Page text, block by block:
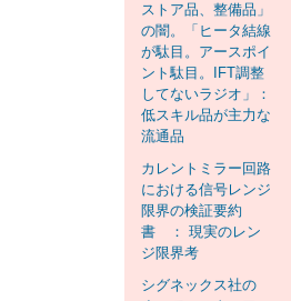
ストア品、整備品」
の闇。「ヒータ結線
が駄目。アースポイ
ント駄目。IFT調整
してないラジオ」：
低スキル品が主力な
流通品
カレントミラー回路
における信号レンジ
限界の検証要約
書 ： 現実のレン
ジ限界考
シグネックス社の